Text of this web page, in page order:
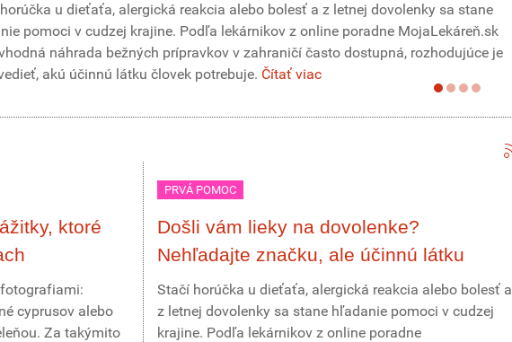
u dieťaťa, alergická reakcia alebo bolesť a z letnej dovolenky sa stane
pomoci v cudzej krajine. Podľa lekárnikov z online poradne MojaLekáreň.sk
náhrada bežných prípravkov v zahraničí často dostupná, rozhodujúce je
akú účinnú látku človek potrebuje. Čítať viac
ktoré
cyprusov alebo
Za takýmito
PRVÁ POMOC
Došli vám lieky na dovolenke?
Nehľadajte značku, ale účinnú látku
Stačí horúčka u dieťaťa, alergická reakcia alebo bolesť a
z letnej dovolenky sa stane hľadanie pomoci v cudzej
krajine. Podľa lekárnikov z online poradne